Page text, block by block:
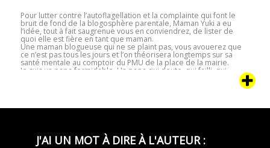
Pour lutter contre l’autoflagellation et la complainte qui font le
bruit de fond de la blogosphère parentale, Maman Yuki a eu
l’idée, tout à fait saugrenue vous en conviendrez, de lister de
quoi elle est fière en tant que maman.
Une maman blogueuse qui ne se plaint pas, vous avouerez que
ce n’est pas tous les jours et l’on théorisera longtemps sur sa
santé mentale au comptoir du PMU de la place de la mairie.
Je suis un papa formidable. Un papa qui doute, qui failli, qui
flanche, qui craque, mais j’ai aussi mes petites réussites. En voici
J'AI UN MOT À DIRE À L'AUTEUR :